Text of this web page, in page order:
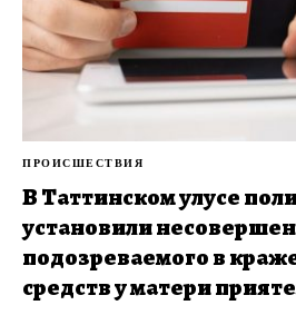
ПРОИСШЕСТВИЯ
В Таттинском улусе
установили
подозреваемого в
средств у матери